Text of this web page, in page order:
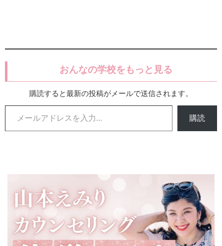
おんなの学校をもっと見る
購読すると最新の投稿がメールで送信されます。
メールアドレスを入力...
購読